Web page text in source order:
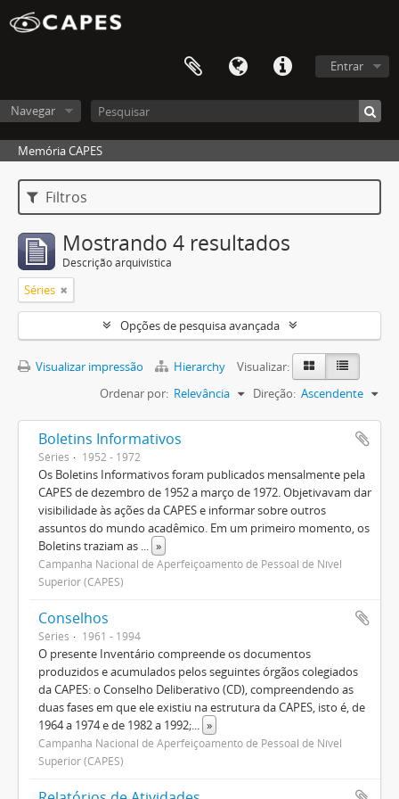
Entrar
Navegar
Memória CAPES
Filtros
Mostrando 4 resultados
Descrição arquivística
Séries
Opções de pesquisa avançada
Visualizar impressão Hierarchy
Visualizar:
Ordenar por: Relevância Direção: Ascendente
Boletins Informativos
Séries 1952 - 1972
Os Boletins Informativos foram publicados mensalmente pela
CAPES de dezembro de 1952 a março de 1972. Objetivavam dar
visibilidade às ações da CAPES e informar sobre outros
assuntos do mundo acadêmico. Em um primeiro momento, os
Boletins traziam as ... »
Campanha Nacional de Aperfeiçoamento de Pessoal de Nível
Superior (CAPES)
Conselhos
Séries 1961 - 1994
O presente Inventário compreende os documentos
produzidos e acumulados pelos seguintes órgãos colegiados
da CAPES: o Conselho Deliberativo (CD), compreendendo as
duas fases em que ele existiu na estrutura da CAPES, isto é, de
1964 a 1974 e de 1982 a 1992;... »
Campanha Nacional de Aperfeiçoamento de Pessoal de Nível
Superior (CAPES)